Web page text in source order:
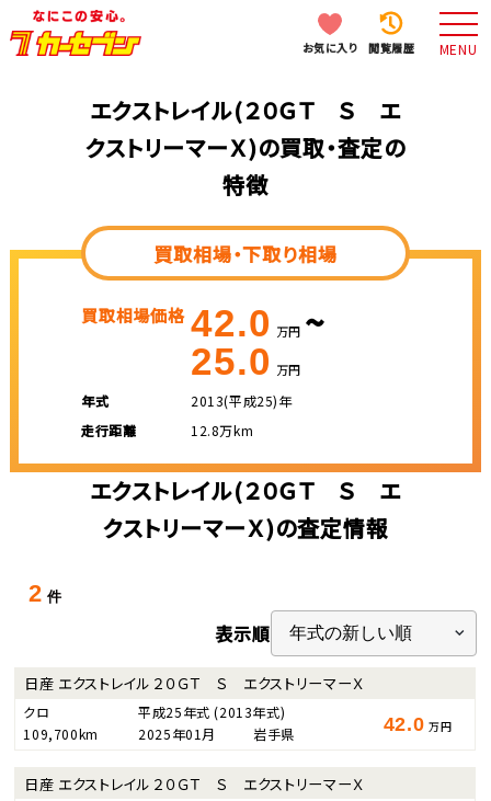
お気に入り 閲覧履歴 MENU
エクストレイル(２０ＧＴ Ｓ エ
クストリーマーＸ)の買取・査定の
特徴
買取相場・下取り相場
買取相場価格 42.0 万円 ~
25.0 万円
年式
2013(平成25)年
走行距離
12.8万km
エクストレイル(２０ＧＴ Ｓ エ
クストリーマーＸ)の査定情報
2 件
表示順
日産 エクストレイル ２０ＧＴ Ｓ エクストリーマーＸ
クロ 平成25年式(2013年式)
109,700km
2025年01月 岩手県 42.0 万円
日産 エクストレイル ２０ＧＴ Ｓ エクストリーマーＸ